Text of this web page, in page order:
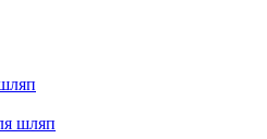
шляп